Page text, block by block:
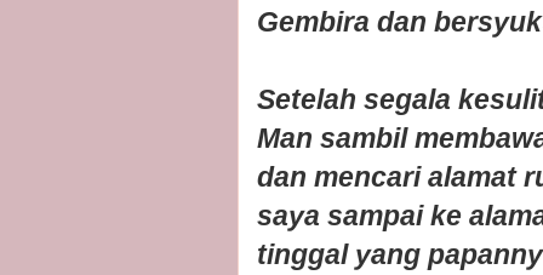
Gembira dan
Setelah segala
Man sambil
dan mencari alamat
saya sampai ke
tinggal yang